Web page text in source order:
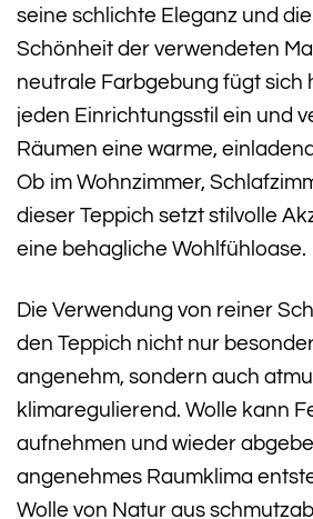
seine schlichte Eleganz und
Schönheit der verwendeten
neutrale Farbgebung fügt sich
jeden Einrichtungsstil ein und
Räumen eine warme,
Ob im Wohnzimmer,
dieser Teppich setzt stilvolle
eine behagliche Wohlfühloase.
Die Verwendung von reiner
den Teppich nicht nur
angenehm, sondern auch
klimaregulierend. Wolle kann
aufnehmen und wieder
angenehmes Raumklima
Wolle von Natur aus